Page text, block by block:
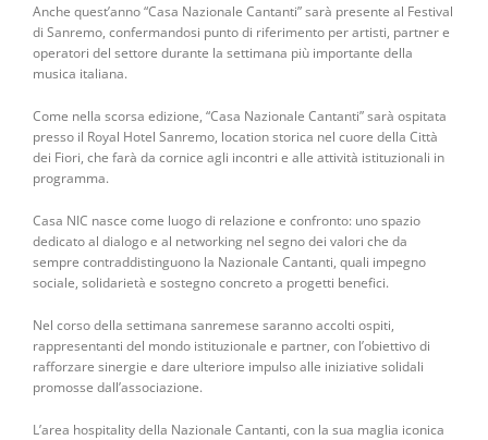
Anche quest’anno “Casa Nazionale Cantanti” sarà presente al Festival
di Sanremo, confermandosi punto di riferimento per artisti, partner e
operatori del settore durante la settimana più importante della
musica italiana.
Come nella scorsa edizione, “Casa Nazionale Cantanti” sarà ospitata
presso il Royal Hotel Sanremo, location storica nel cuore della Città
dei Fiori, che farà da cornice agli incontri e alle attività istituzionali in
programma.
Casa NIC nasce come luogo di relazione e confronto: uno spazio
dedicato al dialogo e al networking nel segno dei valori che da
sempre contraddistinguono la Nazionale Cantanti, quali impegno
sociale, solidarietà e sostegno concreto a progetti benefici.
Nel corso della settimana sanremese saranno accolti ospiti,
rappresentanti del mondo istituzionale e partner, con l’obiettivo di
rafforzare sinergie e dare ulteriore impulso alle iniziative solidali
promosse dall’associazione.
L’area hospitality della Nazionale Cantanti, con la sua maglia iconica